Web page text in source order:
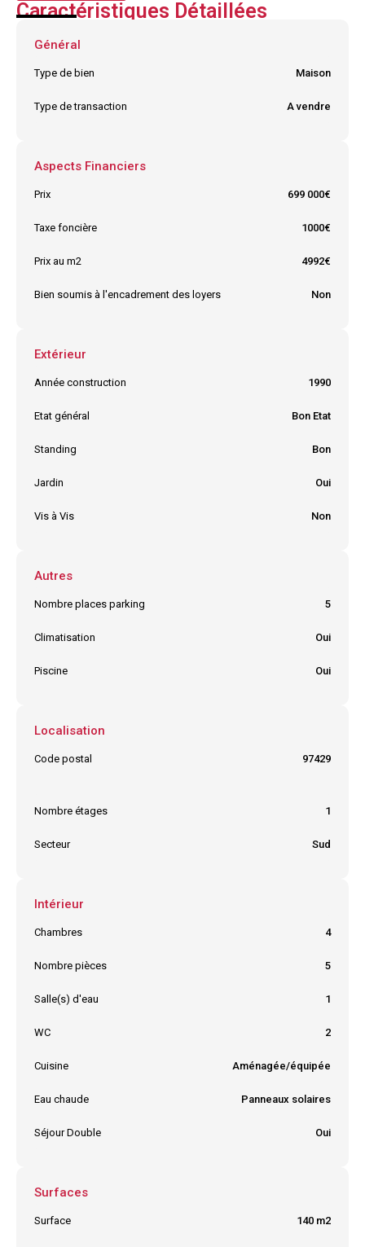
Caractéristiques Détaillées
Général
Type de bien Maison
Type de transaction A vendre
Aspects Financiers
Prix 699 000€
Taxe foncière 1000€
Prix au m2 4992€
Bien soumis à l'encadrement des loyers Non
Extérieur
Année construction 1990
Etat général Bon Etat
Standing Bon
Jardin Oui
Vis à Vis Non
Autres
Nombre places parking 5
Climatisation Oui
Piscine Oui
Localisation
Code postal 97429
Nombre étages
1
Secteur Sud
Intérieur
Chambres 4
Nombre pièces 5
Salle(s) d'eau 1
WC 2
Cuisine Aménagée/équipée
Eau chaude Panneaux solaires
Séjour Double Oui
Surfaces
Surface 140 m2